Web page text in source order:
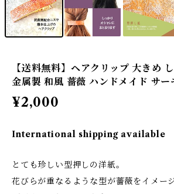
【送料無料】ヘアクリップ 大きめ
金属製 和風 薔薇 ハンドメイド サー
¥2,000
International shipping available
とても珍しい型押しの洋紙。
花びらが重なるような型が薔薇をイメー